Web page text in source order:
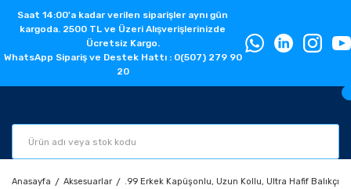
Saat 14:00'a kadar verilen siparişler aynı gün
kargoda. 2500 TL ve Üzeri Alışverişlerinizde
Ücretsiz Kargo.
WhatsApp Sipariş ve Destek Hattı : 0(507) 279 90
20
Anasayfa Aksesuarlar .99 Erkek Kapüşonlu, Uzun Kollu, Ultra Hafif Balıkçı